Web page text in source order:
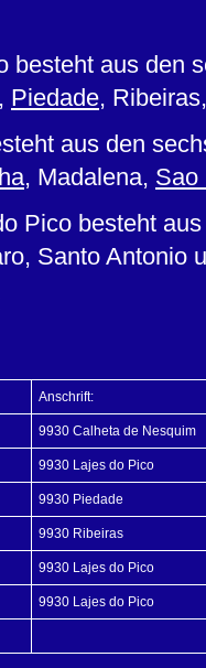
besteht aus den
Piedade,
aus den
, Madalena, Sao
Pico besteht
Santo Antonio
Anschrift:
9930 Calheta de Nesquim
9930 Lajes do Pico
9930 Piedade
9930 Ribeiras
9930 Lajes do Pico
9930 Lajes do Pico